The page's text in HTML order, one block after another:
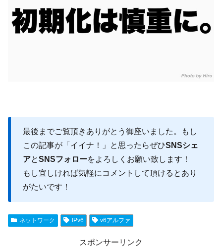
最後までご覧頂きありがとう御座いました。もし
この記事が「イイナ！」と思ったらぜひSNSシェ
アとSNSフォローをよろしくお願い致します！
もし宜しければ気軽にコメントして頂けるとあり
がたいです！
ネットワーク IPv6 v6アルファ
スポンサーリンク